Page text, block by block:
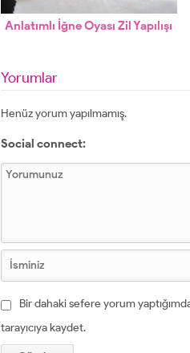
Anlatımlı İğne Oyası Zil Yapılışı
Yorumlar
Henüz yorum yapılmamış.
Social connect:
Bir dahaki sefere yorum
tarayıcıya kaydet.